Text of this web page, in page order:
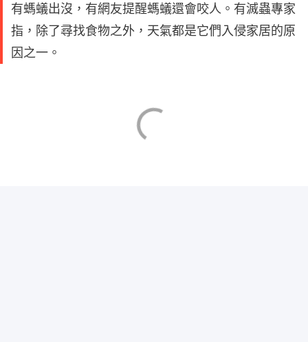
有螞蟻出沒，有網友提醒螞蟻還會咬人。有滅蟲專家
指，除了尋找食物之外，天氣都是它們入侵家居的原
因之一。